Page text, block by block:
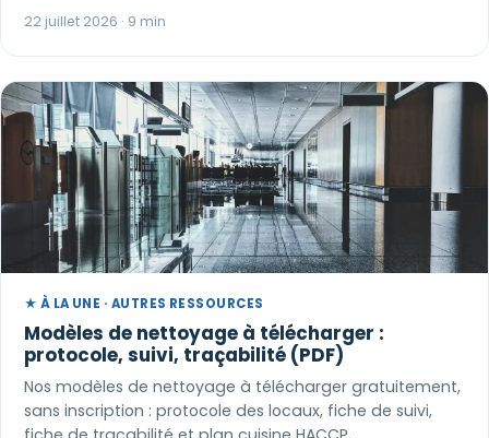
22 juillet 2026 · 9 min
★ À LA UNE · AUTRES RESSOURCES
Modèles de nettoyage à télécharger :
protocole, suivi, traçabilité (PDF)
Nos modèles de nettoyage à télécharger gratuitement,
sans inscription : protocole des locaux, fiche de suivi,